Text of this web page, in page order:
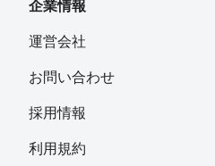
企業情報
運営会社
お問い合わせ
採用情報
利用規約